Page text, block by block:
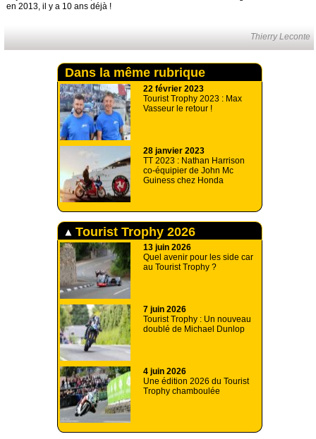
en 2013, il y a 10 ans déjà !
Thierry Leconte
Dans la même rubrique
22 février 2023
Tourist Trophy 2023 : Max
Vasseur le retour !
28 janvier 2023
TT 2023 : Nathan Harrison
co-équipier de John Mc
Guiness chez Honda
Tourist Trophy 2026
13 juin 2026
Quel avenir pour les side car
au Tourist Trophy ?
7 juin 2026
Tourist Trophy : Un nouveau
doublé de Michael Dunlop
4 juin 2026
Une édition 2026 du Tourist
Trophy chamboulée